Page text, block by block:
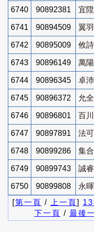
6740 90892381 宜
6741 90894509 翼
6742 90895009 攸
6743 90896149 萬
6744 90896345 卓
6745 90896372 允
6746 90896801 百
6747 90897891 法
6748 90899286 集
6749 90899743 誠
6750 90899808
永
[第一頁 / 上一頁]
下一頁 / 最後